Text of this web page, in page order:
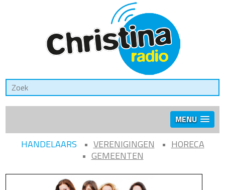
MENU
HANDELAARS VERENIGINGEN
HORECA
GEMEENTEN